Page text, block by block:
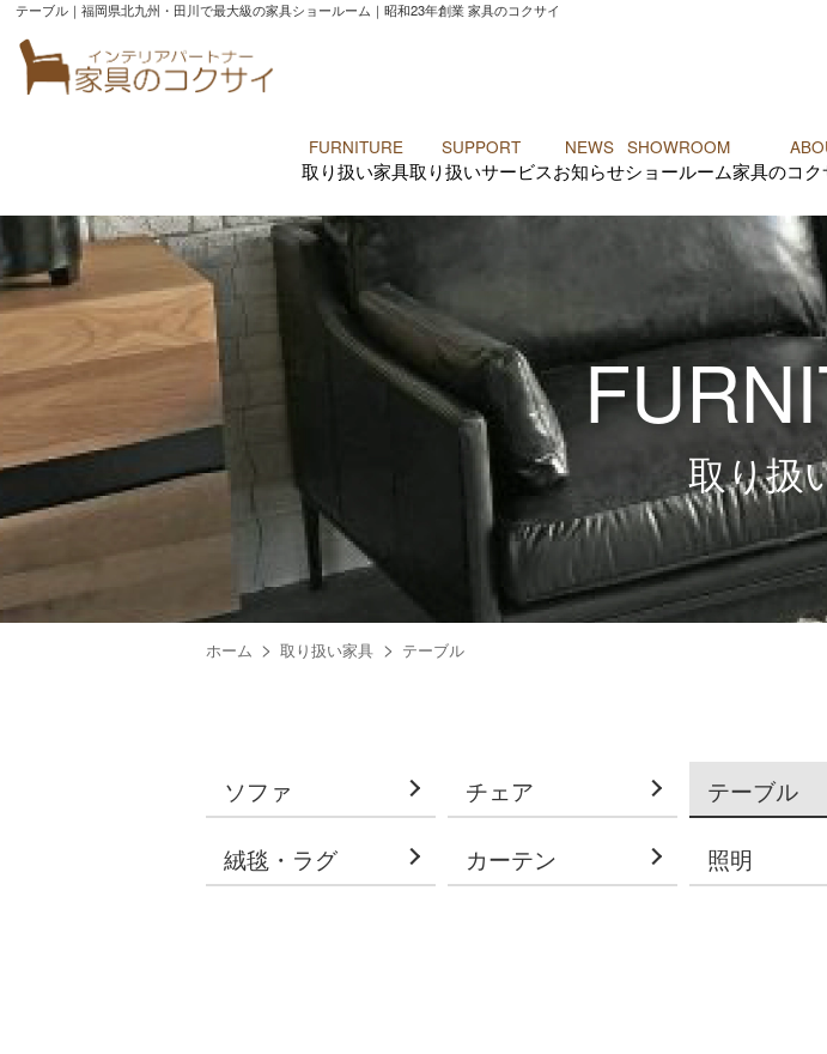
テーブル｜福岡県北九州・田川で最大級の家具ショールーム｜昭和23年創業 家具のコクサイ
FURNITURE
取り扱い家具
SUPPORT
取り扱いサービス
NEWS
お知らせ
SHOWROOM
ショールーム家具のコ
取り扱
ホーム 取り扱い家具 テーブル
ソファ チェア テーブル
絨毯・ラグ カーテン 照明